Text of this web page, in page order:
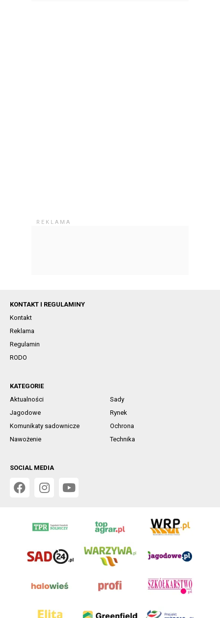
KONTAKT I REGULAMINY
Kontakt
Reklama
Regulamin
RODO
KATEGORIE
Aktualności
Sady
Jagodowe
Rynek
Komunikaty sadownicze
Ochrona
Nawożenie
Technika
SOCIAL MEDIA